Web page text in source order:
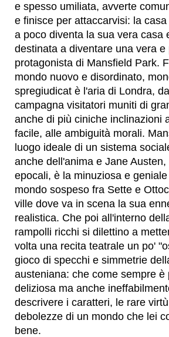
e spesso umiliata, avverte
e finisce per attaccarvisi: la
a poco diventa la sua vera casa
destinata a diventare una vera e
protagonista di Mansfield Park.
mondo nuovo e disordinato,
spregiudicat è l'aria di Londra,
campagna visitatori muniti di
anche di più ciniche inclinazioni
facile, alle ambiguità morali.
luogo ideale di un sistema
anche dell'anima e Jane
epocali, è la minuziosa e
mondo sospeso fra Sette e
ville dove va in scena la sua
realistica. Che poi all'interno
rampolli ricchi si dilettino a
volta una recita teatrale un po'
gioco di specchi e simmetrie
austeniana: che come sempre è
deliziosa ma anche
descrivere i caratteri, le rare
debolezze di un mondo che lei
bene.